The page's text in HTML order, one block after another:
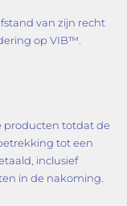
van zijn recht
op VIB™.
producten totdat de
tot een
inclusief
in de nakoming.